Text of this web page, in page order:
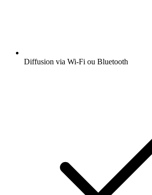
Diffusion via Wi-Fi ou Bluetooth